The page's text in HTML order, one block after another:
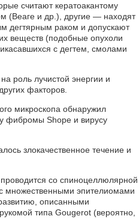
считают кератоакантому
(Веаге и др.), другие — находят
дегтярным раком и допускают
веществ (подобные опухоли
с дегтем, смолами
роль лучистой энергии и
факторов.
микроскопа обнаружил
фибромы Shope и вирусу
злокачественное течение и
со спиноцеллюлярной
множественными эпителиомами
описанными
типа Gougerot (вероятно,